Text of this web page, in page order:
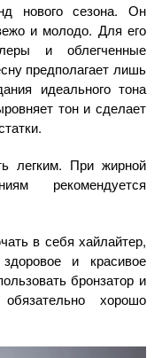
нового сезона. Он
и молодо. Для его
и облегченные
предполагает лишь
идеального тона
тон и сделает
легким. При жирной
рекомендуется
в себя хайлайтер,
и красивое
бронзатор и
хорошо